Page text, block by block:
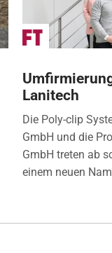
Lanitech
Die Poly-clip
GmbH und die
GmbH treten ab
einem neuen